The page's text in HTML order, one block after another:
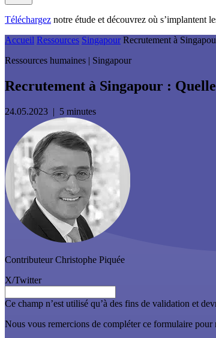
Téléchargez notre étude et découvrez où s’implantent
Accueil Ressources Singapour Recrutement à
Ressources humaines | Singapour
Recrutement à Singapour :
24.05.2023 | 5 minutes
ContributeurChristophe Piquée
X/Twitter
Ce champ n’est utilisé qu’à des fins de validation et
Nous vous remercions de compléter ce formulaire pour